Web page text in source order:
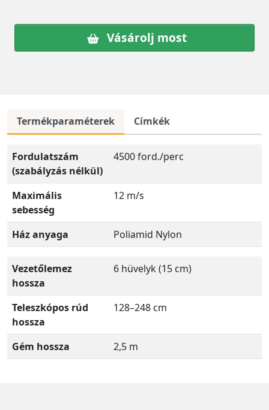
Vásárolj most
Termékparaméterek Címkék
Fordulatszám
(szabályzás nélkül)
4500 ford./perc
Maximális
sebesség
12 m/s
Ház anyaga Poliamid Nylon
Vezetőlemez
hossza
6 hüvelyk (15 cm)
Teleszkópos rúd
hossza
128–248 cm
Gém hossza 2,5 m